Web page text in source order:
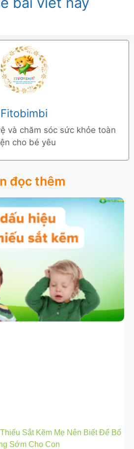
Fitobimbi
và chăm sóc sức khỏe toàn
cho bé yêu
đọc thêm
Sắt Kẽm Mẹ Nên Biết Để Bổ
Sớm Cho Con